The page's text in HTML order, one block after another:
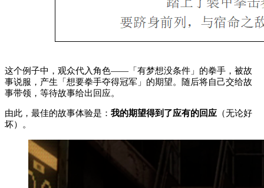
这个例子中，观众代入角色——「有梦想没条件」的拳手，被故
事说服，产生「想要拳手夺得冠军」的期望。随后将自己交给故
事带领，等待故事给出回应。
由此，最佳的故事体验是： 我的期望得到了应有的回应 （无论好
坏）。